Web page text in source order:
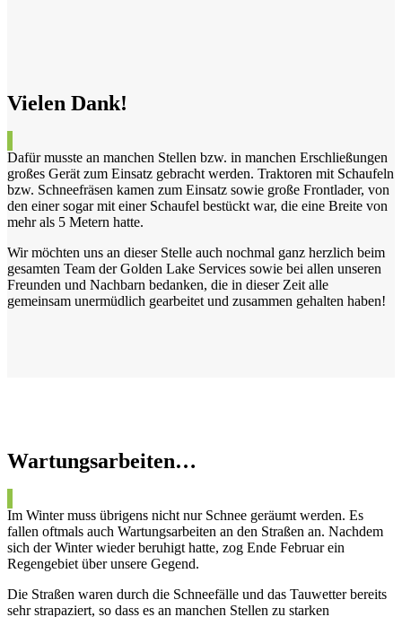
Vielen Dank!
Dafür musste an manchen Stellen bzw. in manchen Erschließungen
großes Gerät zum Einsatz gebracht werden. Traktoren mit Schaufeln
bzw. Schneefräsen kamen zum Einsatz sowie große Frontlader, von
den einer sogar mit einer Schaufel bestückt war, die eine Breite von
mehr als 5 Metern hatte.
Wir möchten uns an dieser Stelle auch nochmal ganz herzlich beim
gesamten Team der Golden Lake Services sowie bei allen unseren
Freunden und Nachbarn bedanken, die in dieser Zeit alle
gemeinsam unermüdlich gearbeitet und zusammen gehalten haben!
Wartungsarbeiten…
Im Winter muss übrigens nicht nur Schnee geräumt werden. Es
fallen oftmals auch Wartungsarbeiten an den Straßen an. Nachdem
sich der Winter wieder beruhigt hatte, zog Ende Februar ein
Regengebiet über unsere Gegend.
Die Straßen waren durch die Schneefälle und das Tauwetter bereits
sehr strapaziert, so dass es an manchen Stellen zu starken